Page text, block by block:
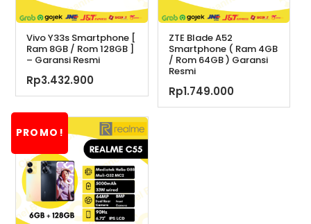
Vivo Y33s Smartphone [
Ram 8GB / Rom 128GB ]
– Garansi Resmi
Rp3.432.900
ZTE Blade A52
Smartphone ( Ram 4GB
/ Rom 64GB ) Garansi
Resmi
Rp1.749.000
PROMO!